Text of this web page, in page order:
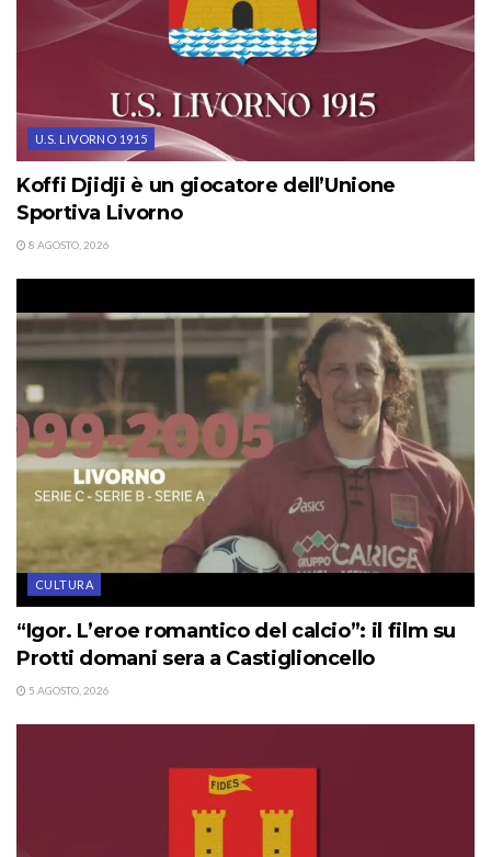
U.S. LIVORNO 1915
Koffi Djidji è un giocatore dell’Unione
Sportiva Livorno
8 AGOSTO, 2026
CULTURA
“Igor. L’eroe romantico del calcio”: il film su
Protti domani sera a Castiglioncello
5 AGOSTO, 2026